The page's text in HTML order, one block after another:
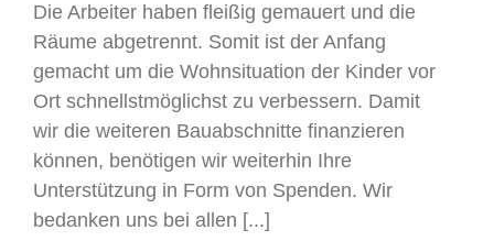
Die Arbeiter haben fleißig gemauert und die
Räume abgetrennt. Somit ist der Anfang
gemacht um die Wohnsituation der Kinder vor
Ort schnellstmöglichst zu verbessern. Damit
wir die weiteren Bauabschnitte finanzieren
können, benötigen wir weiterhin Ihre
Unterstützung in Form von Spenden. Wir
bedanken uns bei allen [...]